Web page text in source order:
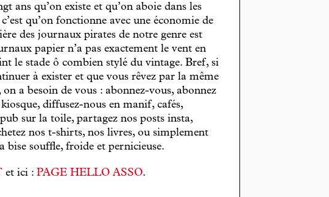
ans qu’on existe et qu’on aboie dans les
qu’on fonctionne avec une économie de
des journaux pirates de notre genre est
papier n’a pas exactement le vent en
le stade ô combien stylé du vintage. Bref, si
à exister et que vous rêvez par la même
a besoin de vous : abonnez-vous, abonnez
diffusez-nous en manif, cafés,
sur la toile, partagez nos posts insta,
nos t-shirts, nos livres, ou simplement
bise souffle, froide et pernicieuse.
et ici : PAGE HELLO ASSO.